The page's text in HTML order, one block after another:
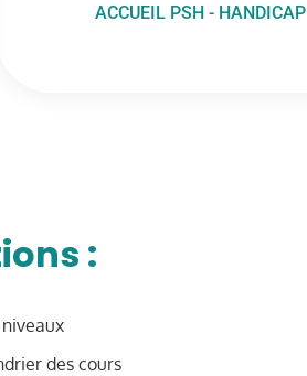
ACCUEIL PSH - HANDICAP
:
des cours